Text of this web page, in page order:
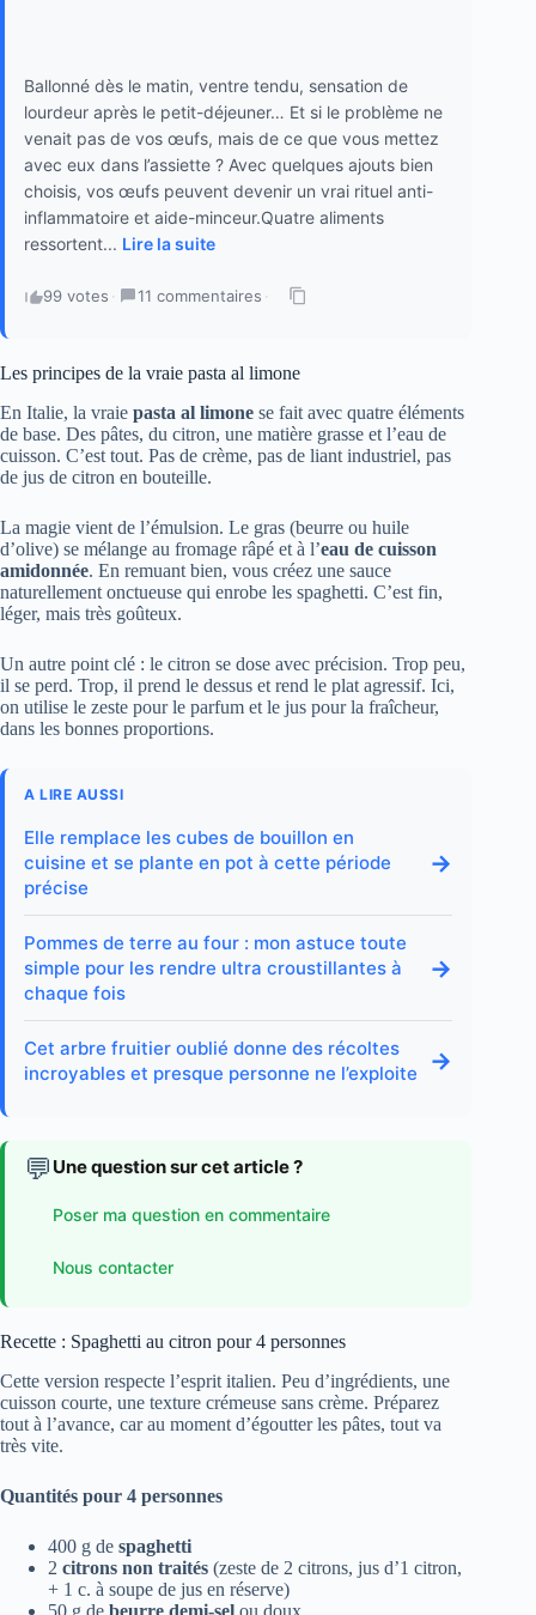
Ballonné dès le matin, ventre tendu, sensation de
lourdeur après le petit-déjeuner… Et si le problème ne
venait pas de vos œufs, mais de ce que vous mettez
avec eux dans l’assiette ? Avec quelques ajouts bien
choisis, vos œufs peuvent devenir un vrai rituel anti-
inflammatoire et aide-minceur.Quatre aliments
ressortent... Lire la suite
99 votes · 11 commentaires ·
Les principes de la vraie pasta al limone
En Italie, la vraie pasta al limone se fait avec quatre éléments
de base. Des pâtes, du citron, une matière grasse et l’eau de
cuisson. C’est tout. Pas de crème, pas de liant industriel, pas
de jus de citron en bouteille.
La magie vient de l’émulsion. Le gras (beurre ou huile
d’olive) se mélange au fromage râpé et à l’eau de cuisson
amidonnée. En remuant bien, vous créez une sauce
naturellement onctueuse qui enrobe les spaghetti. C’est fin,
léger, mais très goûteux.
Un autre point clé : le citron se dose avec précision. Trop peu,
il se perd. Trop, il prend le dessus et rend le plat agressif. Ici,
on utilise le zeste pour le parfum et le jus pour la fraîcheur,
dans les bonnes proportions.
A LIRE AUSSI
Elle remplace les cubes de bouillon en
cuisine et se plante en pot à cette période
précise
→
Pommes de terre au four : mon astuce toute
simple pour les rendre ultra croustillantes à
chaque fois
→
Cet arbre fruitier oublié donne des récoltes
incroyables et presque personne ne l’exploite
→
💬 Une question sur cet article ?
Poser ma question en commentaire
Nous contacter
Recette : Spaghetti au citron pour 4 personnes
Cette version respecte l’esprit italien. Peu d’ingrédients, une
cuisson courte, une texture crémeuse sans crème. Préparez
tout à l’avance, car au moment d’égoutter les pâtes, tout va
très vite.
Quantités pour 4 personnes
400 g de spaghetti
2 citrons non traités (zeste de 2 citrons, jus d’1 citron,
+ 1 c. à soupe de jus en réserve)
50 g de beurre demi-sel ou doux